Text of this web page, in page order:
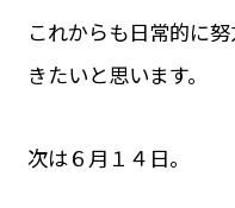
これからも日常的に
きたいと思います。
次は６月１４日。